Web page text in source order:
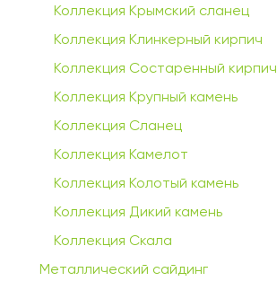
Коллекция Крымский сланец
Коллекция Клинкерный кирпич
Коллекция Состаренный кирпич
Коллекция Крупный камень
Коллекция Сланец
Коллекция Камелот
Коллекция Колотый камень
Коллекция Дикий камень
Коллекция Скала
Металлический сайдинг